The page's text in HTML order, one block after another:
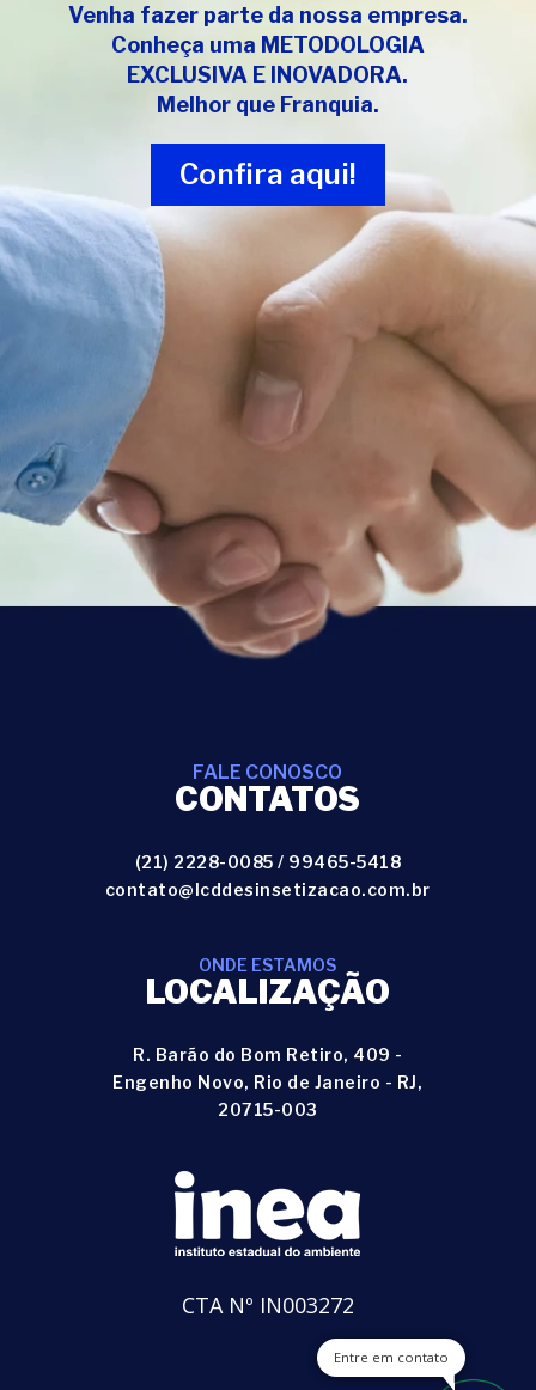
Venha fazer parte da nossa empresa.
Conheça uma METODOLOGIA
EXCLUSIVA E INOVADORA.
Melhor que Franquia.
Confira aqui!
FALE CONOSCO
CONTATOS
(21) 2228-0085 / 99465-5418
contato@lcddesinsetizacao.com.br
ONDE ESTAMOS
LOCALIZAÇÃO
R. Barão do Bom Retiro, 409 -
Engenho Novo, Rio de Janeiro - RJ,
20715-003
CTA Nº IN003272
Entre em contato